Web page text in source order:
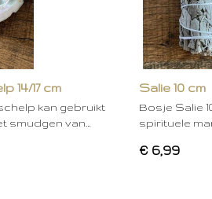
14/17 cm
kan gebruikt
smudgen van…
Salie 10 cm
Bosje Salie
spirituele
€ 6,99